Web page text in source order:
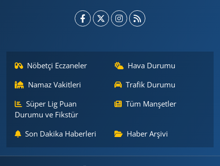
Nöbetçi Eczaneler
Hava Durumu
Namaz Vakitleri
Trafik Durumu
Süper Lig Puan
Durumu ve Fikstür
Tüm Manşetler
Son Dakika Haberleri Haber Arşivi